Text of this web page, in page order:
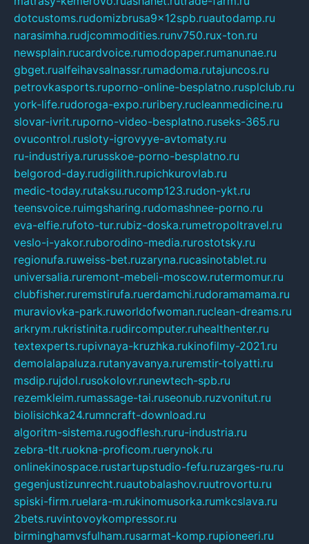
dotcustoms.rudomizbrusa9x12spb.ruautodamp.ru
narasimha.rudjcommodities.runv750.rux-ton.ru
newsplain.rucardvoice.rumodopaper.rumanunae.ru
gbget.rualfeihavsalnassr.rumadoma.rutajuncos.ru
petrovkasports.ruporno-online-besplatno.rusplclub.ru
york-life.rudoroga-expo.ruribery.rucleanmedicine.ru
slovar-ivrit.ruporno-video-besplatno.ruseks-365.ru
ovucontrol.rusloty-igrovyye-avtomaty.ru
ru-industriya.rurusskoe-porno-besplatno.ru
belgorod-day.rudigilith.rupichkurovlab.ru
medic-today.rutaksu.rucomp123.rudon-ykt.ru
teensvoice.ruimgsharing.rudomashnee-porno.ru
eva-elfie.rufoto-tur.rubiz-doska.rumetropoltravel.ru
veslo-i-yakor.ruborodino-media.rurostotsky.ru
regionufa.ruweiss-bet.ruzaryna.rucasinotablet.ru
universalia.ruremont-mebeli-moscow.rutermomur.ru
clubfisher.ruremstirufa.ruerdamchi.rudoramamama.ru
muraviovka-park.ruworldofwoman.ruclean-dreams.ru
arkrym.rukristinita.rudircomputer.ruhealthenter.ru
textexperts.rupivnaya-kruzhka.rukinofilmy-2021.ru
demolalapaluza.rutanyavanya.ruremstir-tolyatti.ru
msdip.rujdol.rusokolovr.runewtech-spb.ru
rezemkleim.rumassage-tai.ruseonub.ruzvonitut.ru
biolisichka24.rumncraft-download.ru
algoritm-sistema.rugodflesh.ruru-industria.ru
zebra-tlt.ruokna-proficom.ruerynok.ru
onlinekinospace.rustartupstudio-fefu.ruzarges-ru.ru
gegenjustizunrecht.ruautobalashov.ruutrovortu.ru
spiski-firm.ruelara-m.rukinomusorka.rumkcslava.ru
2bets.ruvintovoykompressor.ru
birminghamvsfulham.rusarmat-komp.rupioneeri.ru